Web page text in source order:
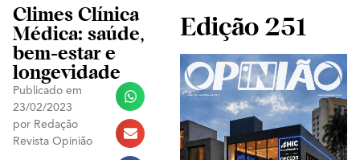
Climes Clínica
Médica: saúde,
bem-estar e
longevidade
Publicado em
23/02/2023
por Redação
Revista Opinião
Edição 251